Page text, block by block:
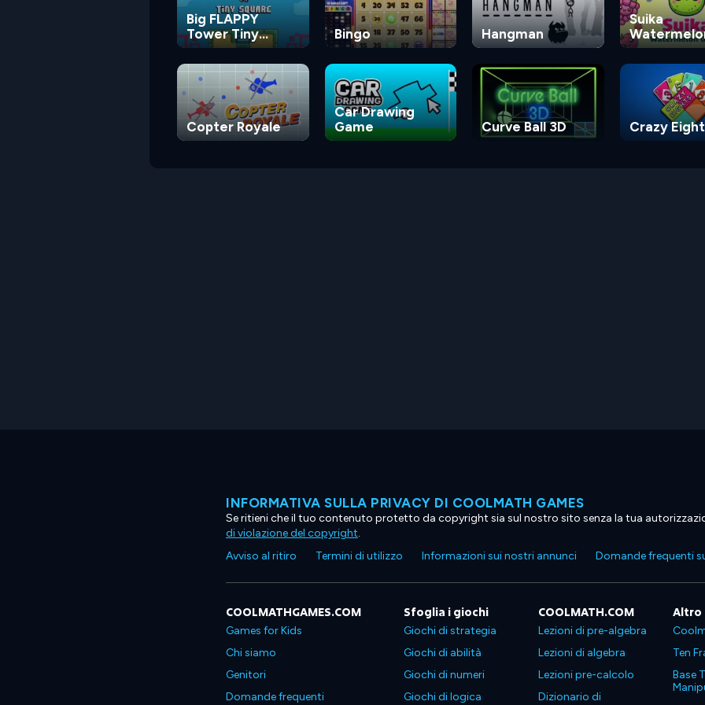
Big FLAPPY
Tower Tiny
Square
Bingo Hangman
Suika
Game
Copter Royale
Car Drawing
Game
Curve Ball 3D Crazy
INFORMATIVA SULLA PRIVACY DI COOLMATH GAMES
Se ritieni che il tuo contenuto protetto da copyright sia sul nostro sito senza la tua
di violazione del copyright.
Avviso al ritiro
Termini di utilizzo Informazioni sui nostri annunci Domande frequenti
COOLMATHGAMES.COM
Games for Kids
Chi siamo
Genitori
Domande frequenti
Sfoglia i giochi
Giochi di strategia
Giochi di abilità
Giochi di numeri
Giochi di logica
COOLMATH.COM
Lezioni di pre-algebra
Lezioni di algebra
Lezioni pre-calcolo
Dizionario di
Altro
Ten
Base